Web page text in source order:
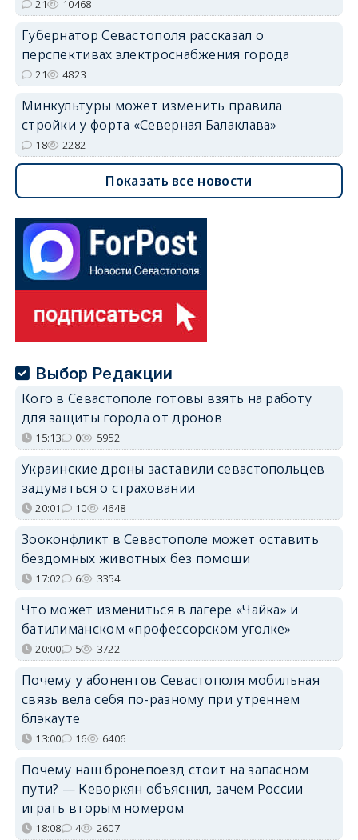
21 10468
Губернатор Севастополя рассказал о
перспективах электроснабжения города
21 4823
Минкультуры может изменить правила
стройки у форта «Северная Балаклава»
18 2282
Показать все новости
Выбор Редакции
Кого в Севастополе готовы взять на работу
для защиты города от дронов
15:13 0 5952
Украинские дроны заставили севастопольцев
задуматься о страховании
20:01 10 4648
Зооконфликт в Севастополе может оставить
бездомных животных без помощи
17:02 6 3354
Что может измениться в лагере «Чайка» и
батилиманском «профессорском уголке»
20:00 5 3722
Почему у абонентов Севастополя мобильная
связь вела себя по-разному при утреннем
блэкауте
13:00 16 6406
Почему наш бронепоезд стоит на запасном
пути? — Кеворкян объяснил, зачем России
играть вторым номером
18:08 4 2607